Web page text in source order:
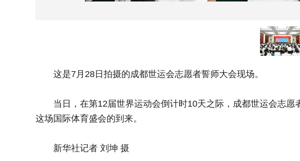
这是7月28日拍摄的成都世运会志愿者誓师大会现场。
当日，在第12届世界运动会倒计时10天之际，成都世运会志愿
这场国际体育盛会的到来。
新华社记者 刘坤 摄